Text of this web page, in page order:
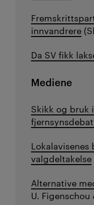
innvandrere
Da SV fikk
Mediene
Skikk og bruk
valgdeltakelse
Alternative
U.